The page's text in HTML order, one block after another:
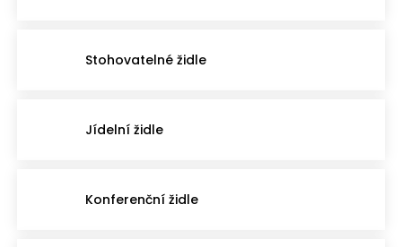
Stohovatelné židle
Jídelní židle
Konferenční židle